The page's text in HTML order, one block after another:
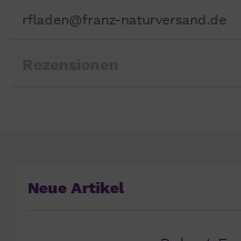
rfladen@franz-naturversand.de
Neue Artikel